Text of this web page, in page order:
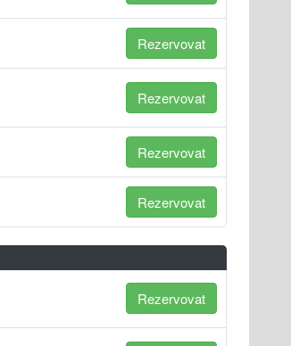
Rezervovat
Rezervovat
Rezervovat
Rezervovat
Rezervovat